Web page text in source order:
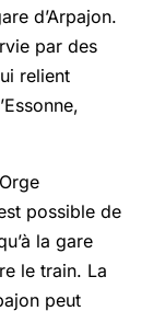
d’Arpajon.
par des
relient
possible de
la gare
le train. La
peut